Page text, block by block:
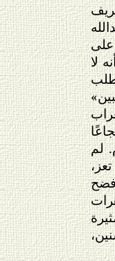
على
لا
طلب
لم